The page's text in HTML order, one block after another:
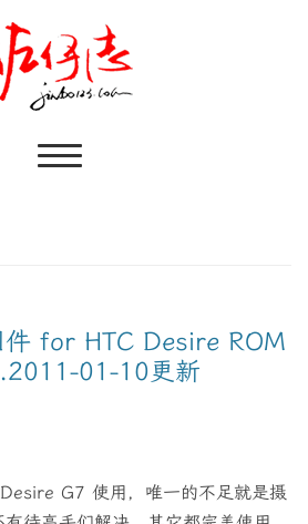
for HTC Desire ROM
01-10更新
G7 使用，唯一的不足就是摄